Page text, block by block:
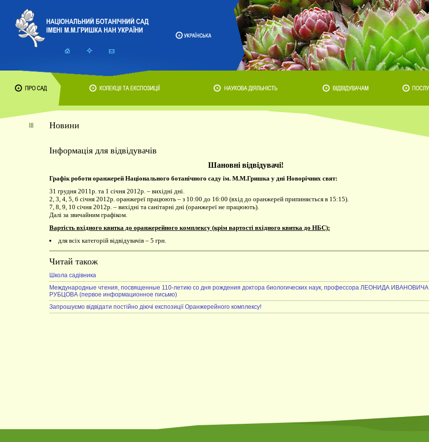
Новини
Інформація для відвідувачів
Шановні відвідувачі!
Графік роботи оранжерей Національного ботанічного саду ім. М.М.Гришка у дні Новорічних свят:
31 грудня 2011р. та 1 січня 2012р. – вихідні дні.
2, 3, 4, 5, 6 січня 2012р. оранжереї працюють – з 10:00 до 16:00 (вхід до оранжерей припиняється в 15:15).
7, 8, 9, 10 січня 2012р. – вихідні та санітарні дні (оранжереї не працюють).
Далі за звичайним графіком.
Вартість вхідного квитка до оранжерейного комплексу (крім вартості вхідного квитка до НБС):
для всіх категорій відвідувачів – 5 грн.
Читай також
Школа садівника
Международные чтения, посвященные 110-летию со дня рождения доктора биологических наук, профессора ЛЕОНИДА ИВАНОВИЧА
РУБЦОВА (первое информационное письмо)
Запрошуємо відвідати постійно діючі експозиції Оранжерейного комплексу!